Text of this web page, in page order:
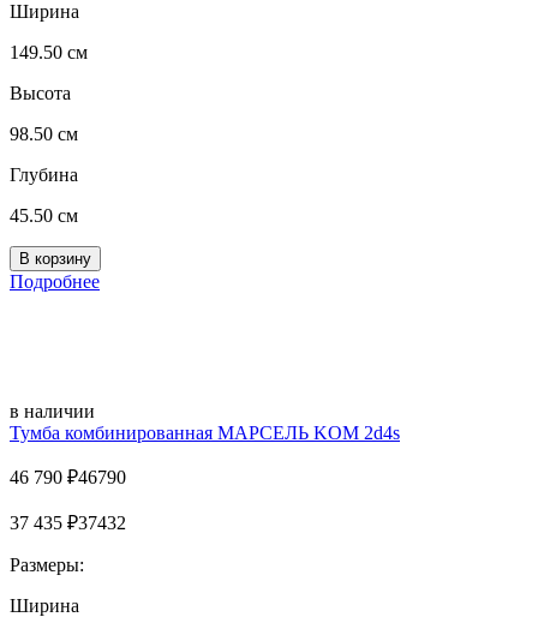
Ширина
149.50 см
Высота
98.50 см
Глубина
45.50 см
Подробнее
в наличии
Тумба комбинированная МАРСЕЛЬ KOM 2d4s
46 790 ₽46790
37 435 ₽37432
Размеры:
Ширина